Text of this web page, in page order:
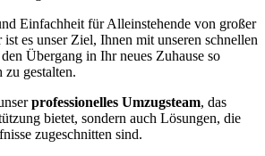
Einfachheit für Alleinstehende von großer
es unser Ziel, Ihnen mit unseren schnellen
Übergang in Ihr neues Zuhause so
gestalten.
professionelles Umzugsteam, das
bietet, sondern auch Lösungen, die
zugeschnitten sind.